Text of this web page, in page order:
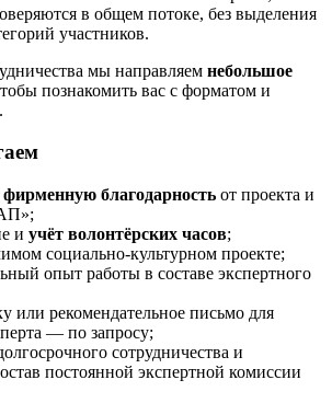
в общем потоке, без выделения
участников.
мы направляем небольшое
познакомить вас с форматом и
фирменную благодарность от проекта и
и учёт волонтёрских часов;
социально-культурном проекте;
опыт работы в составе экспертного
или рекомендательное письмо для
— по запросу;
сотрудничества и
постоянной экспертной комиссии